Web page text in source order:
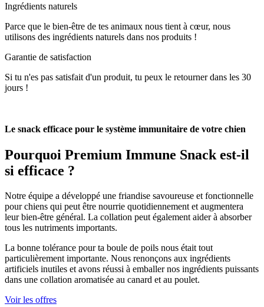
Ingrédients naturels
Parce que le bien-être de tes animaux nous tient à cœur, nous
utilisons des ingrédients naturels dans nos produits !
Garantie de satisfaction
Si tu n'es pas satisfait d'un produit, tu peux le retourner dans les 30
jours !
Le snack efficace pour le système immunitaire de votre chien
Pourquoi Premium Immune Snack est-il
si efficace ?
Notre équipe a développé une friandise savoureuse et fonctionnelle
pour chiens qui peut être nourrie quotidiennement et augmentera
leur bien-être général. La collation peut également aider à absorber
tous les nutriments importants.
La bonne tolérance pour ta boule de poils nous était tout
particulièrement importante. Nous renonçons aux ingrédients
artificiels inutiles et avons réussi à emballer nos ingrédients puissants
dans une collation aromatisée au canard et au poulet.
Voir les offres